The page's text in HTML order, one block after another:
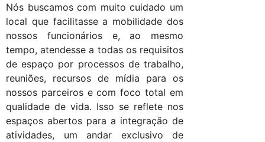
Nós buscamos com muito cuidado um
local que facilitasse a mobilidade dos
nossos funcionários e, ao mesmo
tempo, atendesse a todas os requisitos
de espaço por processos de trabalho,
reuniões, recursos de mídia para os
nossos parceiros e com foco total em
qualidade de vida. Isso se reflete nos
espaços abertos para a integração de
atividades, um andar exclusivo de